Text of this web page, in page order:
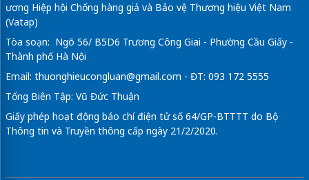
ương Hiệp hội Chống hàng giả và Bảo vệ Thương hiệu Việt Nam
(Vatap)
Tòa soạn: Ngõ 56/ B5D6 Trương Công Giai - Phường Cầu Giấy -
Thành phố Hà Nội
Email: thuonghieucongluan@gmail.com - ĐT: 093 172 5555
Tổng Biên Tập: Vũ Đức Thuận
Giấy phép hoạt động báo chí điện tử số 64/GP-BTTTT do Bộ
Thông tin và Truyền thông cấp ngày 21/2/2020.